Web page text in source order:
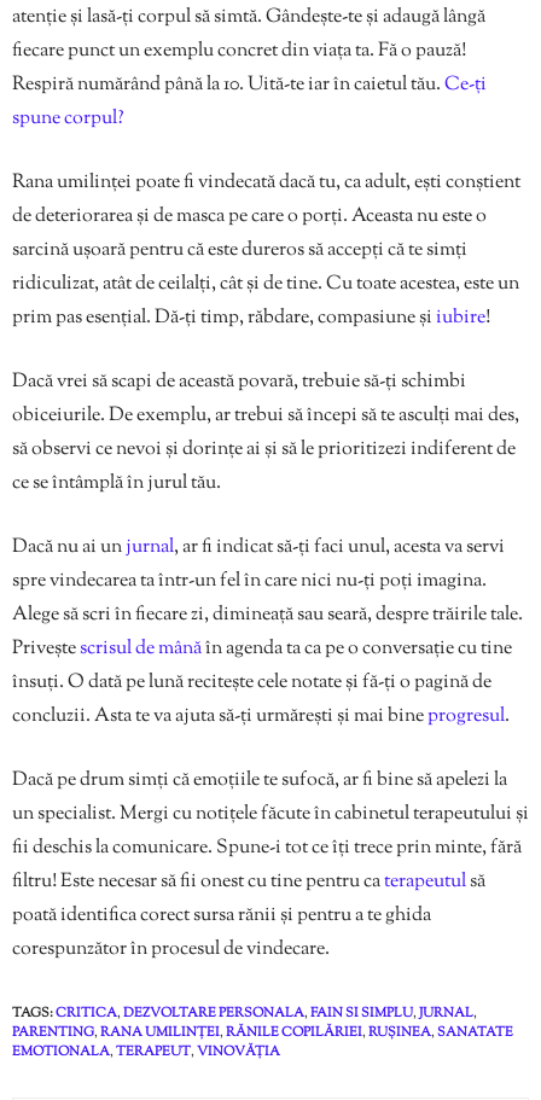
atenție și lasă-ți corpul să simtă. Gândește-te și adaugă lângă
fiecare punct un exemplu concret din viața ta. Fă o pauză!
Respiră numărând până la 10. Uită-te iar în caietul tău.Ce-ți
spune corpul?
Rana umilinței poate fi vindecată dacă tu, ca adult, ești conștient
de deteriorarea și de masca pe care o porți. Aceasta nu este o
sarcină ușoară pentru că este dureros să accepți că te simți
ridiculizat, atât de ceilalți, cât și de tine. Cu toate acestea, este un
prim pas esențial. Dă-ți timp, răbdare, compasiune șiiubire!
Dacă vrei să scapi de această povară, trebuie să-ți schimbi
obiceiurile. De exemplu, ar trebui să începi să te asculți mai des,
să observi ce nevoi și dorințe ai și să le prioritizezi indiferent de
ce se întâmplă în jurul tău.
Dacă nu ai unjurnal, ar fi indicat să-ți faci unul, acesta va servi
spre vindecarea ta într-un fel în care nici nu-ți poți imagina.
Alege să scri în fiecare zi, dimineață sau seară, despre trăirile tale.
Priveștescrisul de mânăîn agenda ta ca pe o conversație cu tine
însuți. O dată pe lună recitește cele notate și fă-ți o pagină de
concluzii. Asta te va ajuta să-ți urmărești și mai bineprogresul.
Dacă pe drum simți că emoțiile te sufocă, ar fi bine să apelezi la
un specialist. Mergi cu notițele făcute în cabinetul terapeutului și
fii deschis la comunicare. Spune-i tot ce îți trece prin minte, fără
filtru! Este necesar să fii onest cu tine pentru caterapeutulsă
poată identifica corect sursa rănii și pentru a te ghida
corespunzător în procesul de vindecare.
TAGS:CRITICA,DEZVOLTARE PERSONALA,FAIN SI SIMPLU,JURNAL,
PARENTING,RANA UMILINȚEI,RĂNILE COPILĂRIEI,RUȘINEA,SANATATE
EMOTIONALA,TERAPEUT,VINOVĂȚIA